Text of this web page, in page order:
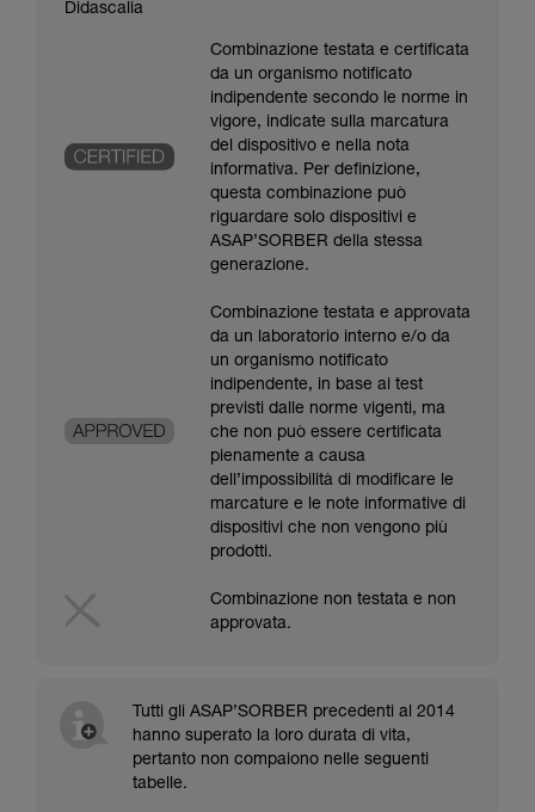
Didascalia
Combinazione testata e certificata
da un organismo notificato
indipendente secondo le norme in
vigore, indicate sulla marcatura
del dispositivo e nella nota
informativa. Per definizione,
questa combinazione può
riguardare solo dispositivi e
ASAP’SORBER della stessa
generazione.
Combinazione testata e approvata
da un laboratorio interno e/o da
un organismo notificato
indipendente, in base ai test
previsti dalle norme vigenti, ma
che non può essere certificata
pienamente a causa
dell’impossibilità di modificare le
marcature e le note informative di
dispositivi che non vengono più
prodotti.
Combinazione non testata e non
approvata.
Tutti gli ASAP’SORBER precedenti al 2014
hanno superato la loro durata di vita,
pertanto non compaiono nelle seguenti
tabelle.